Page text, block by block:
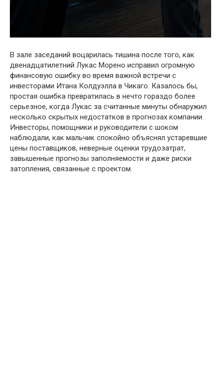
В зале заседаний воцарилась тишина после того, как
двенадцатилетний Лукас Морено исправил огромную
финансовую ошибку во время важной встречи с
инвесторами Итана Колдуэлла в Чикаго. Казалось бы,
простая ошибка превратилась в нечто гораздо более
серьезное, когда Лукас за считанные минуты обнаружил
несколько скрытых недостатков в прогнозах компании.
Инвесторы, помощники и руководители с шоком
наблюдали, как мальчик спокойно объяснял устаревшие
цены поставщиков, неверные оценки трудозатрат,
завышенные прогнозы заполняемости и даже риски
затопления, связанные с проектом.